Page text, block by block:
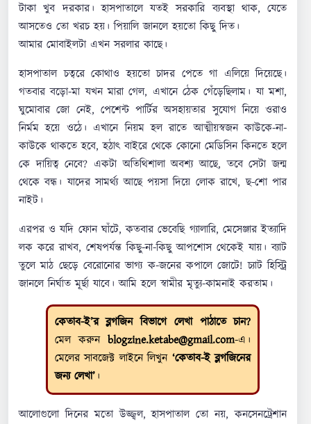
টাকা খুব দরকার। হাসপাতালে যতই সরকারি ব্যবস্থা থাক, যেতে
আসতেও তো খরচ হয়। পিয়ালি জানলে হয়তো কিছু দিত।
আমার মোবাইলটা এখন সরলার কাছে।
হাসপাতাল চত্বরে কোথাও হয়তো চাদর পেতে গা এলিয়ে দিয়েছে।
গতবার বড়ো-মা যখন মারা গেল, এখানে ঠেক গেঁড়েছিলাম। যা মশা,
ঘুমোবার জো নেই, পেশেন্ট পার্টির অসহায়তার সুযোগ নিয়ে ওরাও
নির্মম হয়ে ওঠে। এখানে নিয়ম হল রাতে আত্মীয়স্বজন কাউকে-না-
কাউকে থাকতে হবে, হঠাৎ বাইরে থেকে কোনো মেডিসিন কিনতে হলে
কে দায়িত্ব নেবে? একটা অতিথিশালা অবশ্য আছে, তবে সেটা জন্ম
থেকে বন্ধ। যাদের সামর্থ্য আছে পয়সা দিয়ে লোক রাখে, ছ-শো পার
নাইট।
এরপর ও যদি ফোন ঘাঁটে, কতবার ভেবেছি গ্যালারি, মেসেঞ্জার ইত্যাদি
লক করে রাখব, শেষপর্যন্ত কিছু-না-কিছু আপশোস থেকেই যায়। ব্যাট
তুলে মাঠ ছেড়ে বেরোনোর ভাগ্য ক-জনের কপালে জোটে! চ্যাট হিস্ট্রি
জানলে নির্ঘাত মূর্ছা যাবে। আমি হলে স্বামীর মৃত্যু-কামনাই করতাম।
কেতাব-ই’র ব্লগজিন বিভাগে লেখা পাঠাতে চান?
মেল করুনblogzine.ketabe@gmail.com-এ।
মেলের সাবজেক্ট লাইনে লিখুন ‘কেতাব-ই ব্লগজিনের
জন্য লেখা’।
আলোগুলো দিনের মতো উজ্জ্বল, হাসপাতাল তো নয়, কনসেনট্রেশান